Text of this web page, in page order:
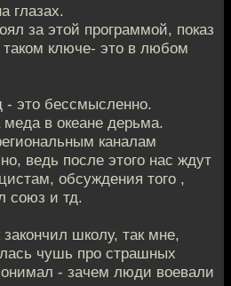
глазах.
за этой программой, показ
ключе- это в любом
- это бессмысленно.
в океане дерьма.
каналам
ведь после этого нас ждут
обсуждения того ,
союз и тд.
школу, так мне,
чушь про страшных
- зачем люди воевали